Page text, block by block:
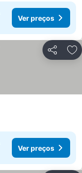
Ver preços
Partilhar
Ver preços